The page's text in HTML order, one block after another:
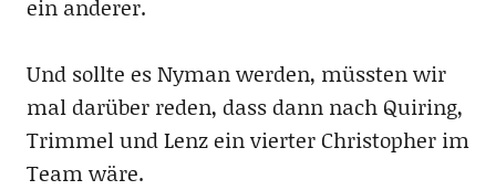
ein anderer.
Und sollte es Nyman werden, müssten wir
mal darüber reden, dass dann nach Quiring,
Trimmel und Lenz ein vierter Christopher im
Team wäre.